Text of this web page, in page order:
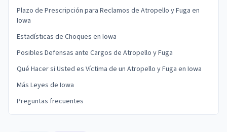
Plazo de Prescripción para Reclamos de Atropello y Fuga en
Iowa
Estadísticas de Choques en Iowa
Posibles Defensas ante Cargos de Atropello y Fuga
Qué Hacer si Usted es Víctima de un Atropello y Fuga en Iowa
Más Leyes de Iowa
Preguntas frecuentes